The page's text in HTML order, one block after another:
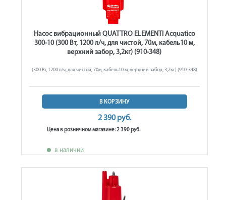
Насос вибрационный QUATTRO ELEMENTI Acquatico
300-10 (300 Вт, 1200 л/ч, для чистой, 70м, кабель10 м,
верхний забор, 3,2кг) (910-348)
(300 Вт, 1200 л/ч, для чистой, 70м, кабель10 м, верхний забор, 3,2кг) (910-348)
В КОРЗИНУ
2 390 руб.
Цена в розничном магазине: 2 390 руб.
в наличии